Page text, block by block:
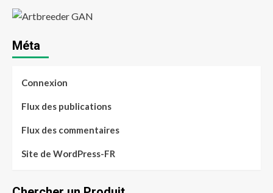
Méta
Connexion
Flux des publications
Flux des commentaires
Site de WordPress-FR